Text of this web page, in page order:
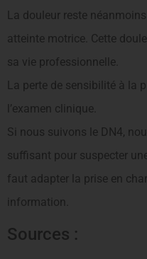
La douleur reste
atteinte motrice. Cette
sa vie professionnelle.
La perte de sensibilité à la
l’examen clinique.
Si nous suivons le DN4,
suffisant pour suspecter
faut adapter la prise en
information.
Sources :